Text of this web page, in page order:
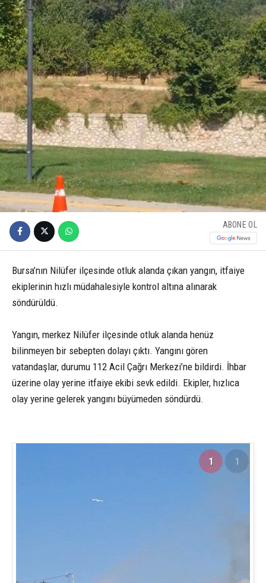
ABONE OL
Bursa’nın Nilüfer ilçesinde otluk alanda çıkan yangın, itfaiye
ekiplerinin hızlı müdahalesiyle kontrol altına alınarak
söndürüldü.
Yangın, merkez Nilüfer ilçesinde otluk alanda henüz
bilinmeyen bir sebepten dolayı çıktı. Yangını gören
vatandaşlar, durumu 112 Acil Çağrı Merkezi’ne bildirdi. İhbar
üzerine olay yerine itfaiye ekibi sevk edildi. Ekipler, hızlıca
olay yerine gelerek yangını büyümeden söndürdü.
1 1